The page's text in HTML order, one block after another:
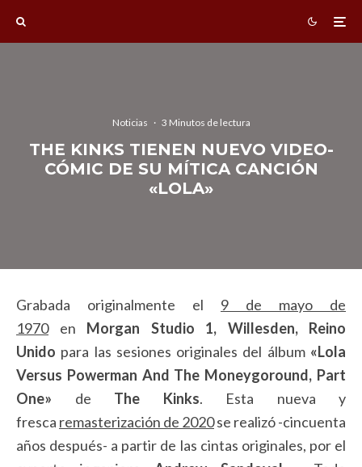
Noticias · 3 Minutos de lectura
THE KINKS TIENEN NUEVO VIDEO-
CÓMIC DE SU MÍTICA CANCIÓN
«LOLA»
Grabada originalmente el 9 de mayo de
1970en Morgan Studio 1, Willesden, Reino
Unido para las sesiones originales del álbum «Lola
Versus Powerman And The Moneygoround, Part
One» de The Kinks. Esta nueva y
fresca remasterización de 2020se realizó -cincuenta
años después- a partir de las cintas originales, por el